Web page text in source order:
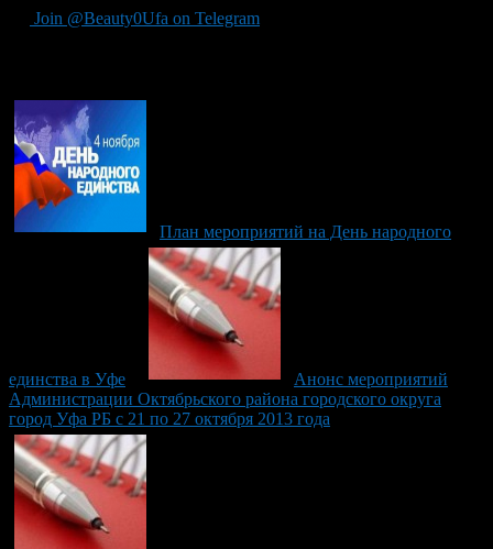
Join @Beauty0Ufa on Telegram
План мероприятий на День народного
единства в Уфе
Анонс мероприятий
Администрации Октябрьского района городского округа
город Уфа РБ с 21 по 27 октября 2013 года